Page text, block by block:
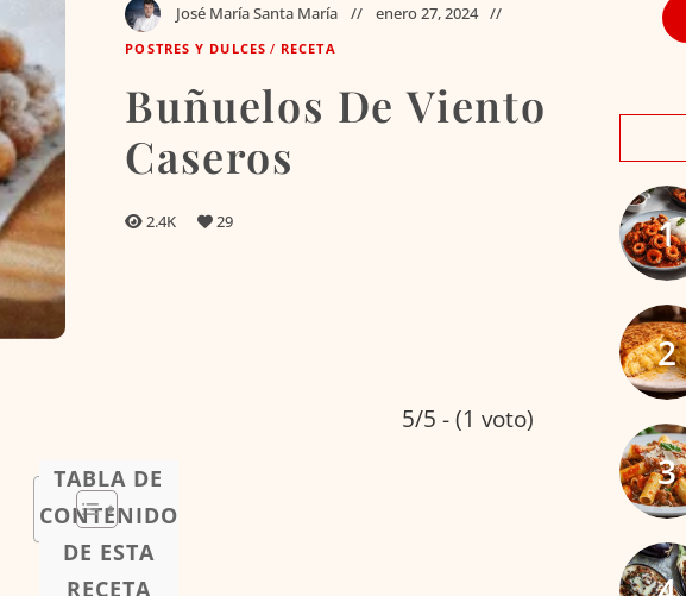
José María Santa María enero 27, 2024
POSTRES Y DULCES / RECETA
Buñuelos De Viento
Caseros
2.4K 29
5/5 - (1 voto)
TABLA DE
CONTENIDO
DE ESTA
RECETA